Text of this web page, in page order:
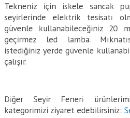
Tekneniz için iskele sancak
seyirlerinde elektrik tesisatı
güvenle kullanabileceğiniz 20
geçirmez led lamba.
istediğiniz yerde güvenle
çalışır.
Diğer Seyir Feneri
kategorimizi ziyaret edebilirsiniz: